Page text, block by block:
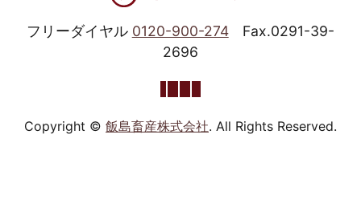
フリーダイヤル 0120-900-274
Fax.0291-39-
2696
Copyright © 飯島畜産株式会社. All Rights Reserved.